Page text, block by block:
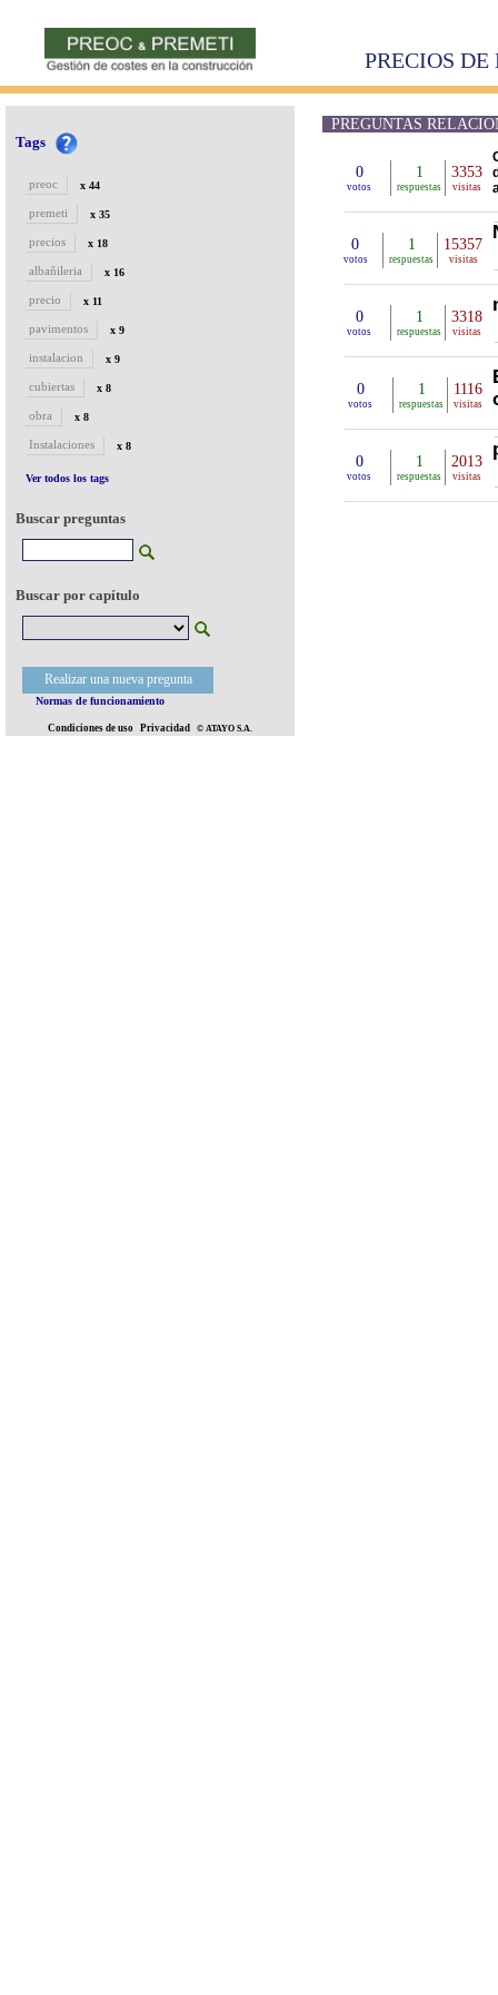
PRECIOS
Tags
preoc x 44
premeti x 35
precios x 18
albañileria x 16
precio x 11
pavimentos x 9
instalacion x 9
cubiertas x 8
obra x 8
Instalaciones x 8
Ver todos los tags
Buscar preguntas
Buscar por capítulo
Realizar una nueva pregunta
Normas de funcionamiento
Condiciones de uso Privacidad © ATAYO S.A.
PREGUNTAS
0
votos
1
respuestas
3353
visitas
0
votos
1
respuestas
15357
visitas
0
votos
1
respuestas
3318
visitas
0
votos
1
respuestas
1116
visitas
0
votos
1
respuestas
2013
visitas